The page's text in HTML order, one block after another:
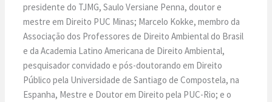
presidente do TJMG, Saulo Versiane Penna, doutor e
mestre em Direito PUC Minas; Marcelo Kokke, membro da
Associação dos Professores de Direito Ambiental do Brasil
e da Academia Latino Americana de Direito Ambiental,
pesquisador convidado e pós-doutorando em Direito
Público pela Universidade de Santiago de Compostela, na
Espanha, Mestre e Doutor em Direito pela PUC-Rio; e o